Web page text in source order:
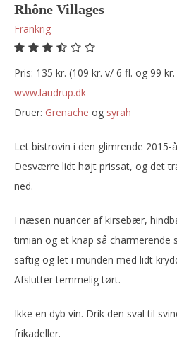
Rhône Villages
Frankrig
Pris: 135 kr. (109 kr. v/ 6 fl. og 99
www.laudrup.dk
Druer:
grenache og syrah
Let bistrovin i den glimrende 2015-
Desværre lidt højt prissat, og det
ned.
I næsen nuancer af kirsebær,
timian og et knap så charmerende
saftig og let i munden med lidt
Afslutter temmelig tørt.
Ikke en dyb vin. Drik den sval til
frikadeller.